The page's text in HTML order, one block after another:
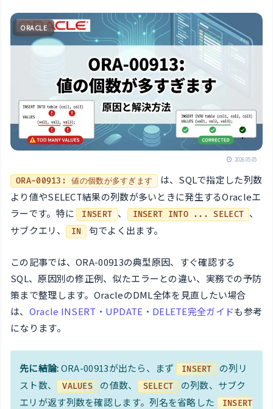
ORACLE
2026.05.05
ORA-00913: 値の個数が多すぎます
は、SQLで指定した列数
より値やSELECT結果の列数が多いときに発生するOracleエ
ラーです。特に INSERT 、 INSERT INTO ... SELECT
、
サブクエリ、
IN 句でよく出ます。
この記事では、ORA-00913の典型原因、すぐ確認する
SQL、原因別の修正例、似たエラーとの違い、実務での予防
策まで整理します。OracleのDML全体を見直したい場合
は、 Oracle INSERT・UPDATE・DELETE完全ガイドも参考
になります。
先に結論:ORA-00913が出たら、まず INSERT
の列リ
スト数、 VALUES の値数、 SELECT
の列数、サブク
エリが返す列数を確認します。列名を省略した
INSERT